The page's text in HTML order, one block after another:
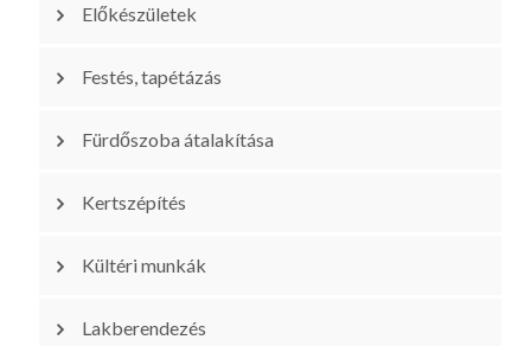
Előkészületek
Festés, tapétázás
Fürdőszoba átalakítása
Kertszépítés
Kültéri munkák
Lakberendezés